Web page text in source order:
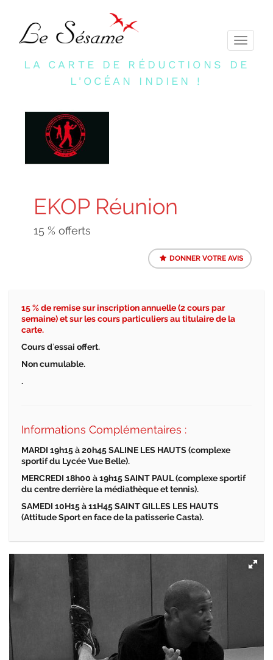
Toggle
LA CARTE DE RÉDUCTIONS DE
L'OCÉAN INDIEN !
EKOP Réunion
15 % offerts
DONNER VOTRE AVIS
15 % de remise sur inscription annuelle (2 cours par
semaine) et sur les cours particuliers au titulaire de la
carte.
Cours d’essai offert.
Non cumulable.
.
Informations Complémentaires :
MARDI 19h15à20h45 SALINE LES HAUTS (complexe
sportif du Lycée Vue Belle).
MERCREDI 18h00 à19h15 SAINT PAUL (complexe sportif
du centre derrière la médiathèque et tennis).
SAMEDI 10H15à11H45 SAINT GILLES LES HAUTS
(Attitude Sport en face de la patisserie Casta).